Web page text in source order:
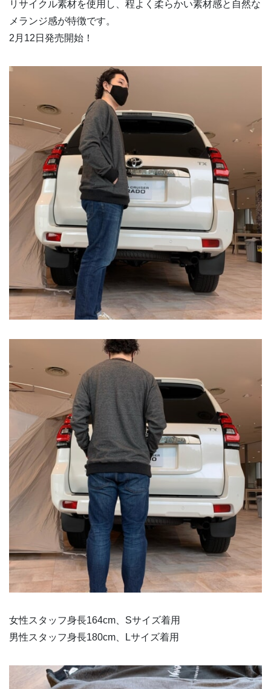
リサイクル素材を使用し、程よく柔らかい素材感と自然な
メランジ感が特徴です。
2月12日発売開始！
女性スタッフ身長164cm、Sサイズ着用
男性スタッフ身長180cm、Lサイズ着用